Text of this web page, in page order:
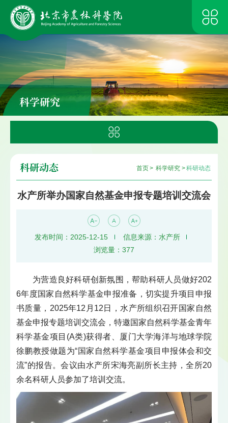
科学研究
首页> 科学研究 >科研动态
科研动态
水产所举办国家自然基金申报专题培训交流会
发布时间：2025-12-15
信息来源：水产所
浏览量： 377
为营造良好科研创新氛围，帮助科研人员做好202
6年度国家自然科学基金申报准备，切实提升项目申报
书质量，2025年12月12日，水产所组织召开国家自然
基金申报专题培训交流会，特邀国家自然科学基金青年
科学基金项目(A类)获得者、厦门大学海洋与地球学院
徐鹏教授做题为“国家自然科学基金项目申报体会和交
流”的报告。会议由水产所宋海亮副所长主持，全所20
余名科研人员参加了培训交流。